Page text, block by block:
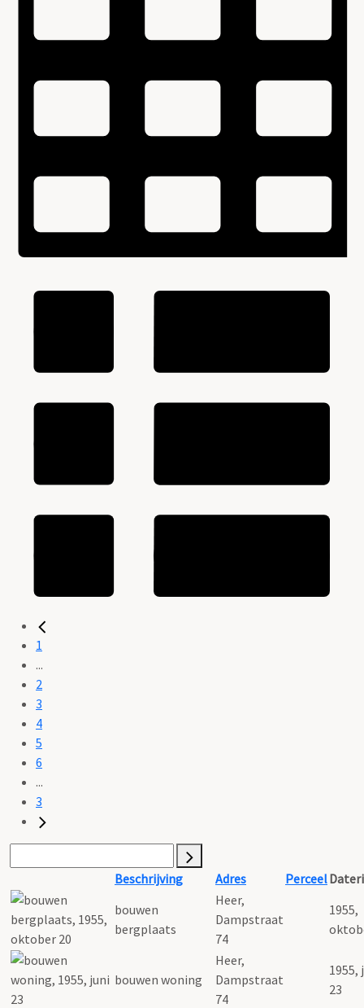
1
...
2
3
4
5
6
...
3
Beschrijving Adres Perceel
bouwen
bergplaats
Heer,
Dampstraat
74
1955,
bouwen woning
Heer,
Dampstraat
74
1955,
23